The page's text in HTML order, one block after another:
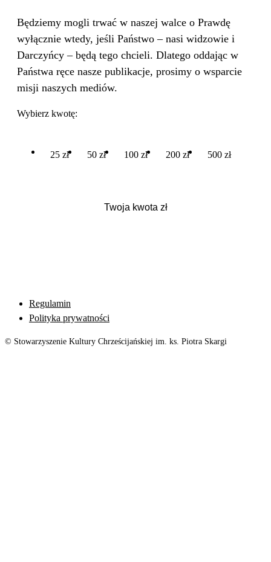
Będziemy mogli trwać w naszej walce o Prawdę
wyłącznie wtedy, jeśli Państwo – nasi widzowie i
Darczyńcy – będą tego chcieli. Dlatego oddając w
Państwa ręce nasze publikacje, prosimy o wsparcie
misji naszych mediów.
Wybierz kwotę:
25 zł 50 zł 100 zł 200 zł 500 zł
Regulamin
Polityka prywatności
© Stowarzyszenie Kultury Chrześcijańskiej im. ks. Piotra Skargi